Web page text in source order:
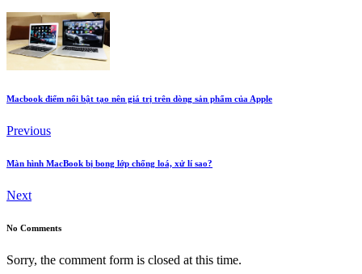
Macbook điểm nổi bật tạo nên giá trị trên dòng sản phẩm của Apple
Previous
Màn hình MacBook bị bong lớp chống loá, xử lí sao?
Next
No Comments
Sorry, the comment form is closed at this time.